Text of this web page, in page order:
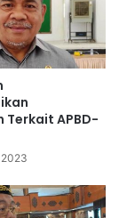
Terkait APBD-